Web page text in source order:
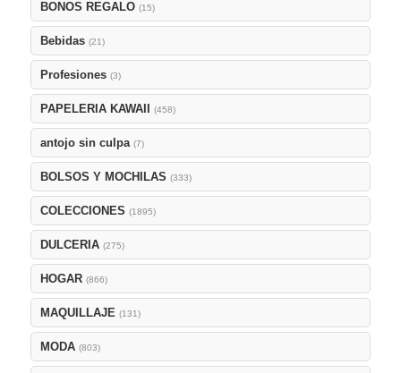
BONOS REGALO (15)
Bebidas (21)
Profesiones (3)
PAPELERIA KAWAII (458)
antojo sin culpa (7)
BOLSOS Y MOCHILAS (333)
COLECCIONES (1895)
DULCERIA (275)
HOGAR (866)
MAQUILLAJE (131)
MODA (803)